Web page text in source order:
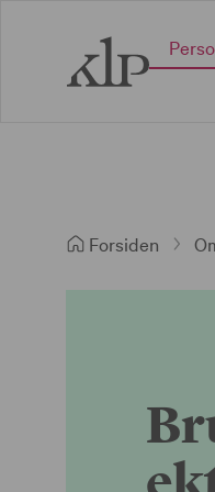
Forsiden